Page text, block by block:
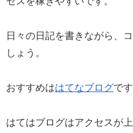
日々の日記を書きながら、
しょう。
おすすめははてなブログです
はてはブログはアクセスが